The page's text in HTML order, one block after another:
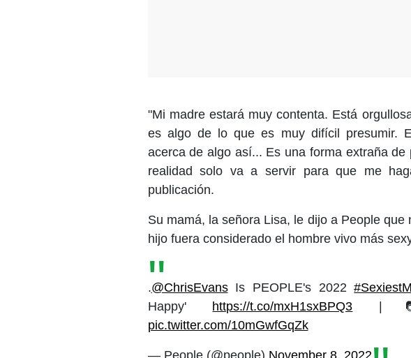
"Mi madre estará muy contenta. Está
es algo de lo que es muy difícil presumir.
acerca de algo así... Es una forma extraña
realidad solo va a servir para que me
publicación.
Su mamá, la señora Lisa, le dijo a People
hijo fuera considerado el hombre vivo más
.@ChrisEvansIs PEOPLE's 2022
Happy' https://t.co/mxH1sxBPQ3 |📷:
pic.twitter.com/10mGwfGqZk
— People (@people) November 8, 2022